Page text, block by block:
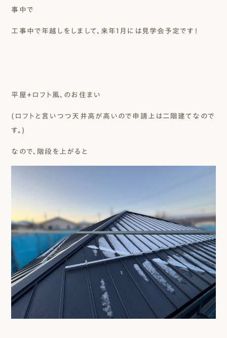
事中で
工事中で年越しをしまして、来年1月には見学会予定です！
平屋+ロフト風、のお住まい
(ロフトと言いつつ天井高が高いので申請上は二階建てなので
す。)
なので、階段を上がると